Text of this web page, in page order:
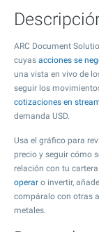
ARC Document
cuyas acciones se
una vista en vivo de
seguir los
cotizaciones en
demanda USD.
Usa el gráfico para
precio y seguir cómo
relación con tu
operar o invertir,
compáralo con otras
metales.